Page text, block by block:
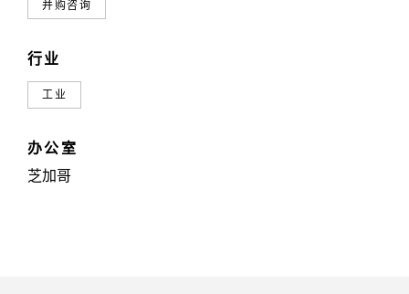
并购咨询
行业
工业
办公室
芝加哥